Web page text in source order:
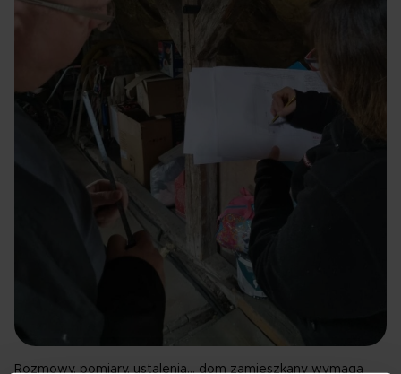
Rozmowy, pomiary, ustalenia… dom zamieszkany wymaga